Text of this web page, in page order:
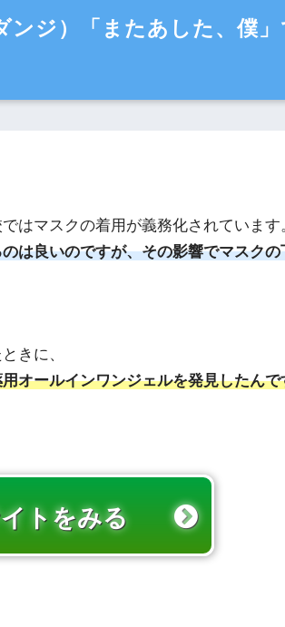
ンジ）「またあした、僕
はマスクの着用が義務化されています
は良いのですが、その影響でマスクの
きに、
オールインワンジェルを発見したんで
トをみる